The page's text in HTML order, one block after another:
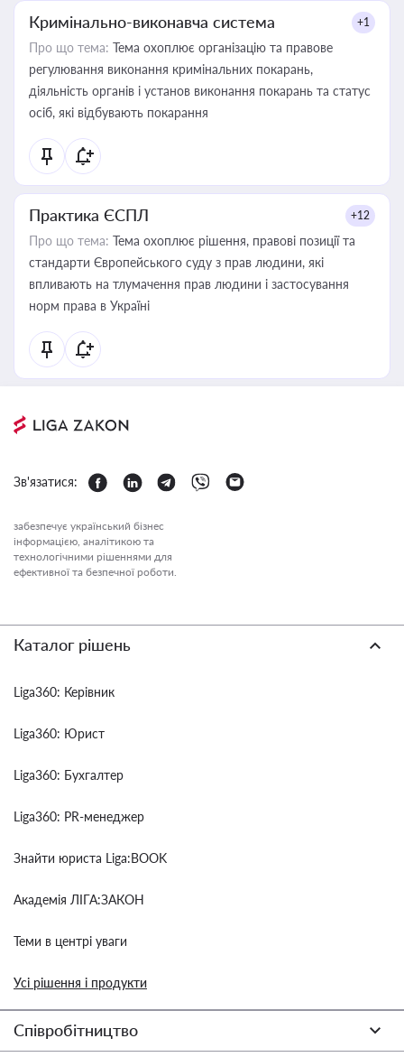
Кримінально-виконавча система +1
Про що тема: Тема охоплює організацію та правове
регулювання виконання кримінальних покарань,
діяльність органів і установ виконання покарань та статус
осіб, які відбувають покарання
Практика ЄСПЛ +12
Про що тема: Тема охоплює рішення, правові позиції та
стандарти Європейського суду з прав людини, які
впливають на тлумачення прав людини і застосування
норм права в Україні
Зв'язатися:
забезпечує український бізнес
інформацією, аналітикою та
технологічними рішеннями для
ефективної та безпечної роботи.
Каталог рішень
Liga360: Керівник
Liga360: Юрист
Liga360: Бухгалтер
Liga360: PR-менеджер
Знайти юриста Liga:BOOK
Академія ЛІГА:ЗАКОН
Теми в центрі уваги
Усі рішення і продукти
Співробітництво